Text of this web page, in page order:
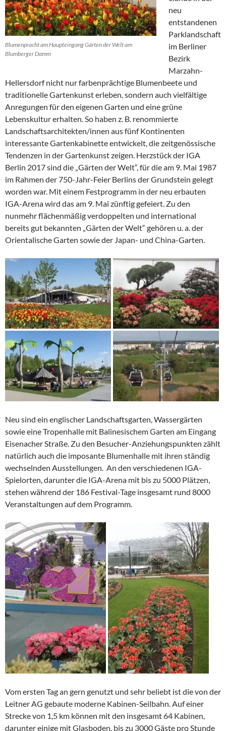
Blumenpracht am Haupteingang Gärten der Welt am
Blumberger Damm
neu
entstandenen
Parklandschaft
im Berliner
Bezirk
Marzahn-
Hellersdorf nicht nur farbenprächtige Blumenbeete und
traditionelle Gartenkunst erleben, sondern auch vielfältige
Anregungen für den eigenen Garten und eine grüne
Lebenskultur erhalten. So haben z. B. renommierte
Landschaftsarchitekten/innen aus fünf Kontinenten
interessante Gartenkabinette entwickelt, die zeitgenössische
Tendenzen in der Gartenkunst zeigen. Herzstück der IGA
Berlin 2017 sind die „Gärten der Welt“, für die am 9. Mai 1987
im Rahmen der 750-Jahr-Feier Berlins der Grundstein gelegt
worden war. Mit einem Festprogramm in der neu erbauten
IGA-Arena wird das am 9. Mai zünftig gefeiert. Zu den
nunmehr flächenmäßig verdoppelten und international
bereits gut bekannten „Gärten der Welt“ gehören u. a. der
Orientalische Garten sowie der Japan- und China-Garten.
Neu sind ein englischer Landschaftsgarten, Wassergärten
sowie eine Tropenhalle mit Balinesischem Garten am Eingang
Eisenacher Straße. Zu den Besucher-Anziehungspunkten zählt
natürlich auch die imposante Blumenhalle mit ihren ständig
wechselnden Ausstellungen. An den verschiedenen IGA-
Spielorten, darunter die IGA-Arena mit bis zu 5000 Plätzen,
stehen während der 186 Festival-Tage insgesamt rund 8000
Veranstaltungen auf dem Programm.
Vom ersten Tag an gern genutzt und sehr beliebt ist die von der
Leitner AG gebaute moderne Kabinen-Seilbahn. Auf einer
Strecke von 1,5 km können mit den insgesamt 64 Kabinen,
darunter einige mit Glasboden, bis zu 3000 Gäste pro Stunde